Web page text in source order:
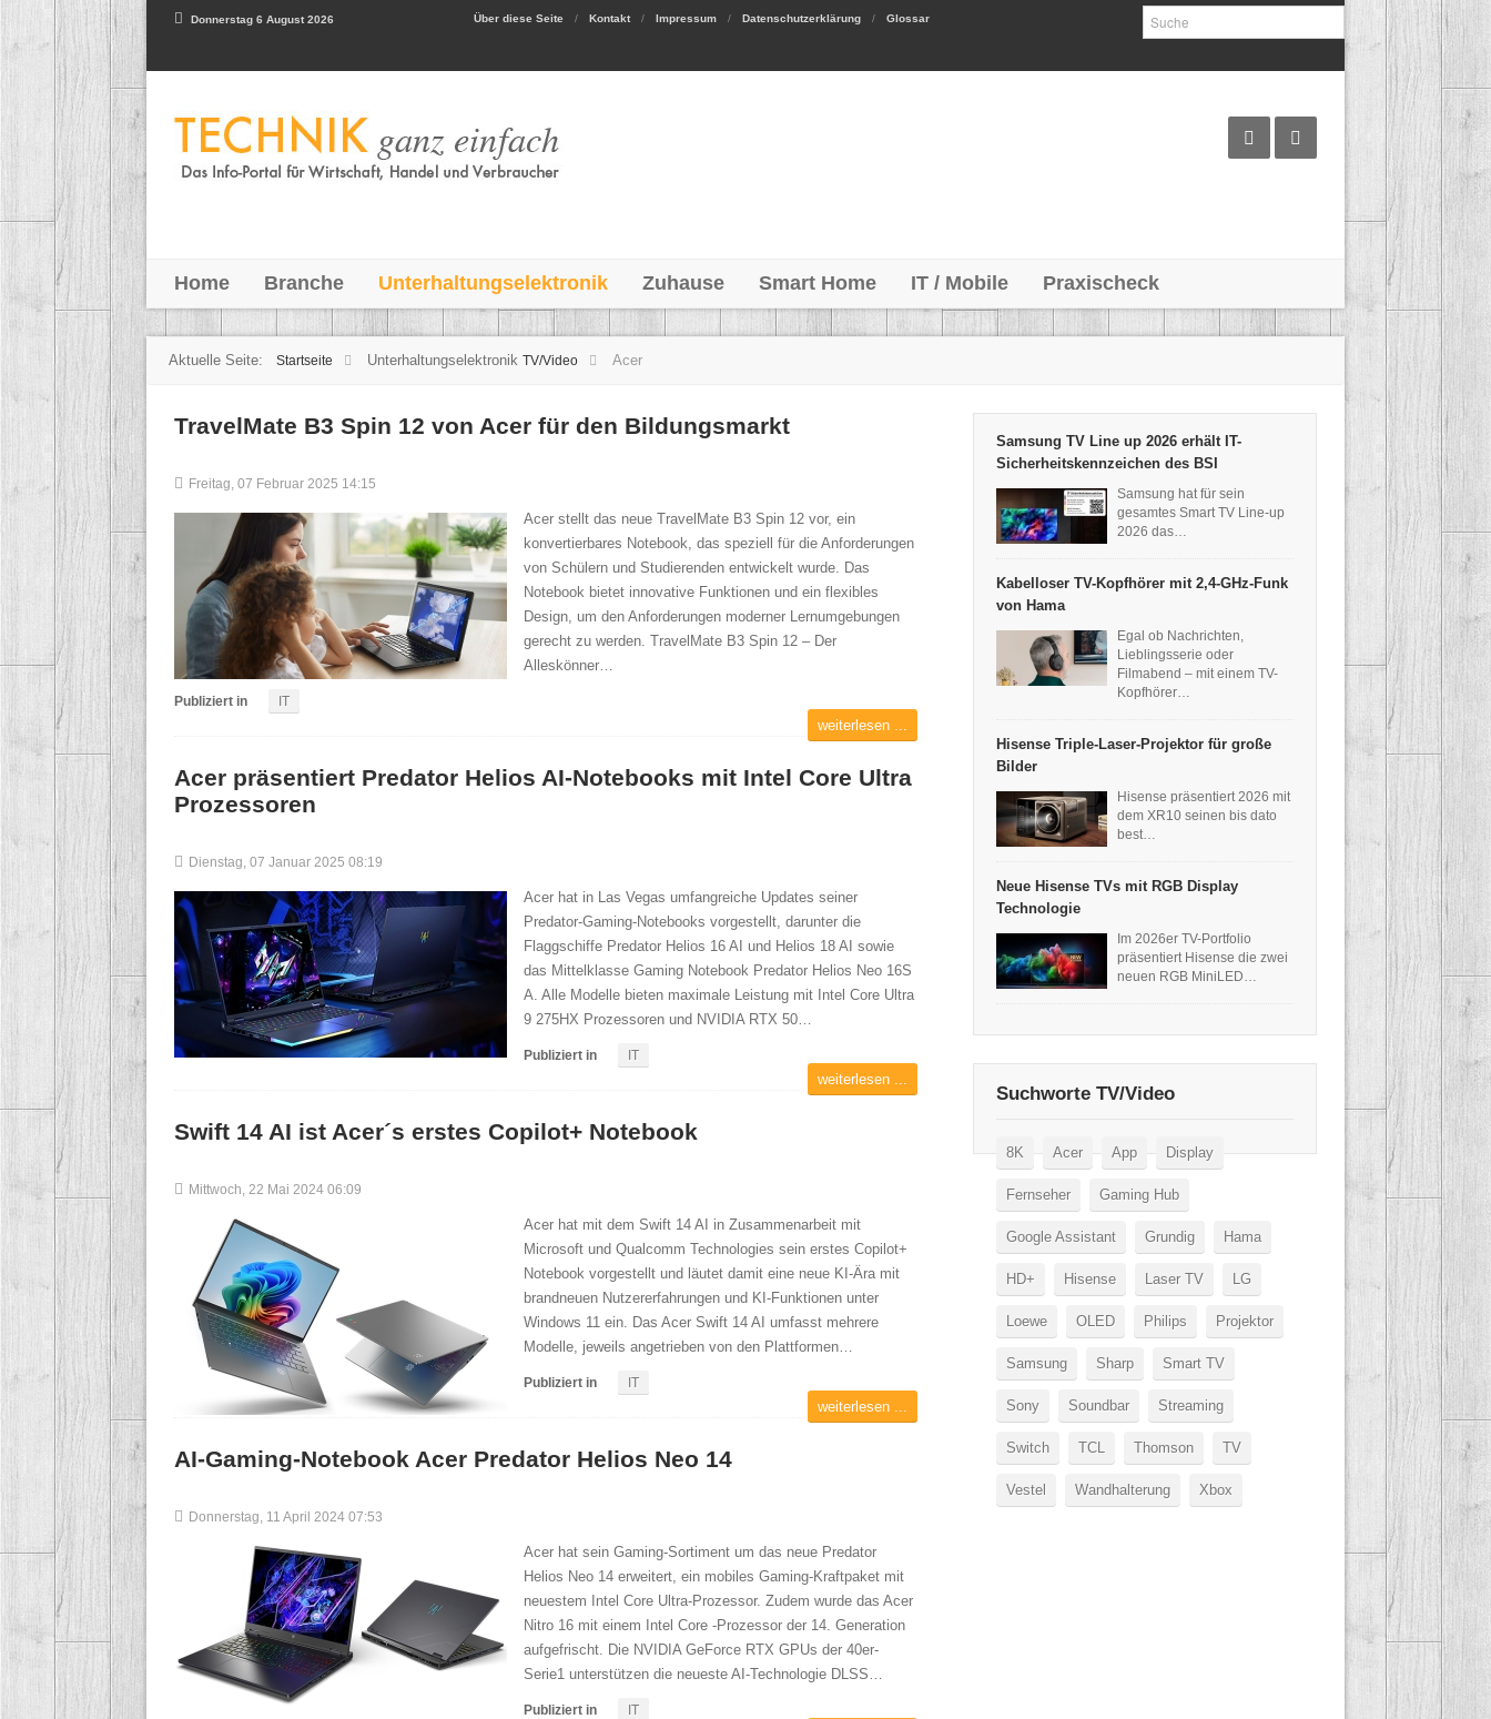
Donnerstag 6 August 2026 Über diese Seite Kontakt Impressum Datenschutzerklärung Glossar
Home Branche Unterhaltungselektronik Zuhause Smart Home IT / Mobile Praxischeck
Aktuelle Seite: Startseite Unterhaltungselektronik TV/Video Acer
TravelMate B3 Spin 12 von Acer für den Bildungsmarkt
Freitag, 07 Februar 2025 14:15
Acer stellt das neue TravelMate B3 Spin 12 vor, ein
konvertierbares Notebook, das speziell für die Anforderungen
von Schülern und Studierenden entwickelt wurde. Das
Notebook bietet innovative Funktionen und ein flexibles
Design, um den Anforderungen moderner Lernumgebungen
gerecht zu werden. TravelMate B3 Spin 12 – Der
Alleskönner…
Publiziert in IT
weiterlesen ...
Acer präsentiert Predator Helios AI-Notebooks mit Intel Core Ultra
Prozessoren
Dienstag, 07 Januar 2025 08:19
Acer hat in Las Vegas umfangreiche Updates seiner
Predator-Gaming-Notebooks vorgestellt, darunter die
Flaggschiffe Predator Helios 16 AI und Helios 18 AI sowie
das Mittelklasse Gaming Notebook Predator Helios Neo 16S
A. Alle Modelle bieten maximale Leistung mit Intel Core Ultra
9 275HX Prozessoren und NVIDIA RTX 50…
Publiziert in IT
weiterlesen ...
Swift 14 AI ist Acer´s erstes Copilot+ Notebook
Mittwoch, 22 Mai 2024 06:09
Acer hat mit dem Swift 14 AI in Zusammenarbeit mit
Microsoft und Qualcomm Technologies sein erstes Copilot+
Notebook vorgestellt und läutet damit eine neue KI-Ära mit
brandneuen Nutzererfahrungen und KI-Funktionen unter
Windows 11 ein. Das Acer Swift 14 AI umfasst mehrere
Modelle, jeweils angetrieben von den Plattformen…
Publiziert in IT
weiterlesen ...
AI-Gaming-Notebook Acer Predator Helios Neo 14
Donnerstag, 11 April 2024 07:53
Acer hat sein Gaming-Sortiment um das neue Predator
Helios Neo 14 erweitert, ein mobiles Gaming-Kraftpaket mit
neuestem Intel Core Ultra-Prozessor. Zudem wurde das Acer
Nitro 16 mit einem Intel Core -Prozessor der 14. Generation
aufgefrischt. Die NVIDIA GeForce RTX GPUs der 40er-
Serie1 unterstützen die neueste AI-Technologie DLSS…
Publiziert in IT
Samsung TV Line up 2026 erhält IT-
Sicherheitskennzeichen des BSI
Samsung hat für sein
gesamtes Smart TV Line-up
2026 das…
Kabelloser TV-Kopfhörer mit 2,4-GHz-Funk
von Hama
Egal ob Nachrichten,
Lieblingsserie oder
Filmabend – mit einem TV-
Kopfhörer…
Hisense Triple-Laser-Projektor für große
Bilder
Hisense präsentiert 2026 mit
dem XR10 seinen bis dato
best…
Neue Hisense TVs mit RGB Display
Technologie
Im 2026er TV-Portfolio
präsentiert Hisense die zwei
neuen RGB MiniLED…
Suchworte TV/Video
8K Acer App Display
Fernseher Gaming Hub
Google Assistant Grundig Hama
HD+ Hisense Laser TV LG
Loewe OLED Philips Projektor
Samsung Sharp Smart TV
Sony Soundbar Streaming
Switch TCL Thomson TV
Vestel Wandhalterung Xbox